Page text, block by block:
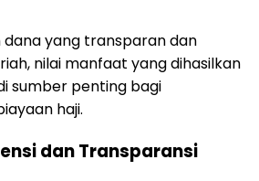
dana yang transparan dan
nilai manfaat yang dihasilkan
sumber penting bagi
haji.
dan Transparansi